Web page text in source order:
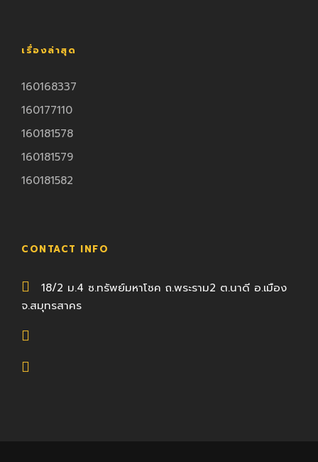
เรื่องล่าสุด
160168337
160177110
160181578
160181579
160181582
CONTACT INFO
18/2 ม.4 ซ.ทรัพย์มหาโชค ถ.พระราม2 ต.นาดี อ.เมือง
จ.สมุทรสาคร